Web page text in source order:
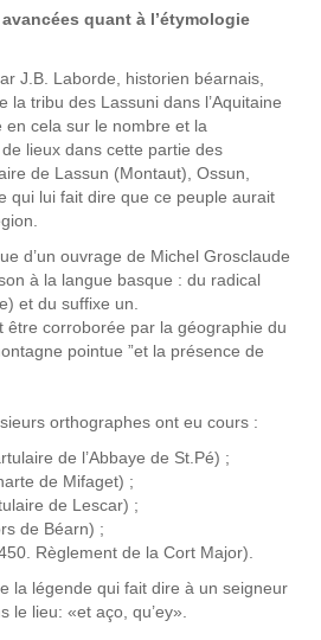
quant à l’étymologie
J.B. Laborde, historien béarnais,
la tribu des Lassuni dans l’Aquitaine
en cela sur le nombre et la
lieux dans cette partie des
de Lassun (Montaut), Ossun,
qui lui fait dire que ce peuple aurait
d’un ouvrage de Michel Grosclaude
à la langue basque : du radical
et du suffixe un
être corroborée par la géographie du
pointue ”et la présence de
orthographes ont eu cours :
de l’Abbaye de St.Pé) ;
de Mifaget) ;
de Lescar) ;
de Béarn) ;
Règlement de la Cort Major).
la légende qui fait dire à un seigneur
le lieu: «et aço, qu’ey».